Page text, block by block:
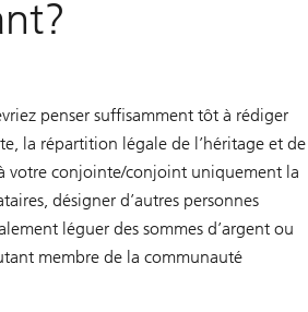
penser suffisamment tôt à rédiger
la répartition légale de l’héritage et de
votre conjointe/conjoint uniquement la
désigner d’autres personnes
léguer des sommes d’argent ou
membre de la communauté